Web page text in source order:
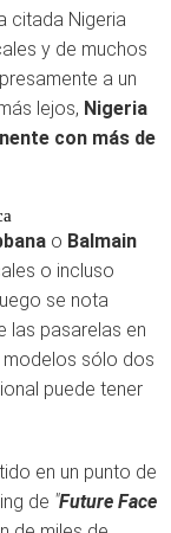
citada Nigeria
y de muchos
a un
lejos, Nigeria
con más de
o Balmain
o incluso
se nota
las pasarelas en
modelos sólo dos
puede tener
en un punto de
de "Future Face